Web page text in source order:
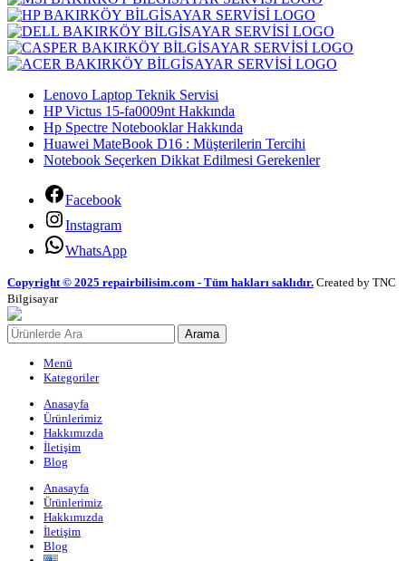
Lenovo Laptop Teknik Servisi
HP Victus 15-fa0009nt Hakkında
Hp Spectre Notebooklar Hakkında
Huawei MateBook D16 : Müşterilerin Tercihi
Notebook Seçerken Dikkat Edilmesi Gerekenler
Facebook
Instagram
WhatsApp
Copyright © 2025 repairbilisim.com - Tüm hakları saklıdır. Created by TNC
Bilgisayar
Arama
Menü
Kategoriler
Anasayfa
Ürünlerimiz
Hakkımızda
İletişim
Blog
Anasayfa
Ürünlerimiz
Hakkımızda
İletişim
Blog